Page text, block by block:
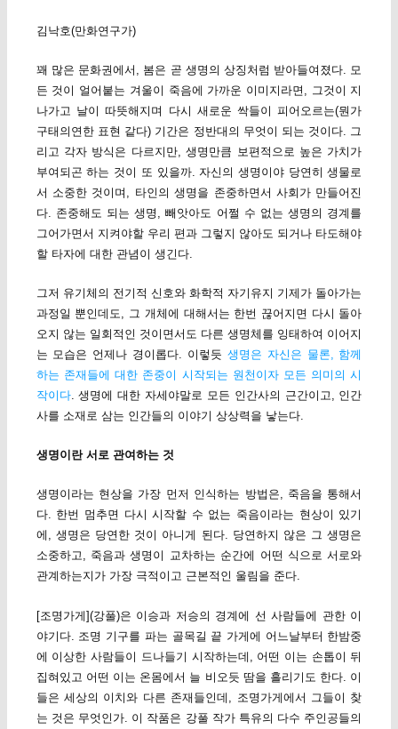
김낙호(만화연구가)
꽤 많은 문화권에서, 봄은 곧 생명의 상징처럼 받아들여졌다. 모
든 것이 얼어붙는 겨울이 죽음에 가까운 이미지라면, 그것이 지
나가고 날이 따뜻해지며 다시 새로운 싹들이 피어오르는(뭔가
구태의연한 표현 같다) 기간은 정반대의 무엇이 되는 것이다. 그
리고 각자 방식은 다르지만, 생명만큼 보편적으로 높은 가치가
부여되곤 하는 것이 또 있을까. 자신의 생명이야 당연히 생물로
서 소중한 것이며, 타인의 생명을 존중하면서 사회가 만들어진
다. 존중해도 되는 생명, 빼앗아도 어쩔 수 없는 생명의 경계를
그어가면서 지켜야할 우리 편과 그렇지 않아도 되거나 타도해야
할 타자에 대한 관념이 생긴다.
그저 유기체의 전기적 신호와 화학적 자기유지 기제가 돌아가는
과정일 뿐인데도, 그 개체에 대해서는 한번 끊어지면 다시 돌아
오지 않는 일회적인 것이면서도 다른 생명체를 잉태하여 이어지
는 모습은 언제나 경이롭다. 이렇듯 생명은 자신은 물론, 함께
하는 존재들에 대한 존중이 시작되는 원천이자 모든 의미의 시
작이다. 생명에 대한 자세야말로 모든 인간사의 근간이고, 인간
사를 소재로 삼는 인간들의 이야기 상상력을 낳는다.
생명이란 서로 관여하는 것
생명이라는 현상을 가장 먼저 인식하는 방법은, 죽음을 통해서
다. 한번 멈추면 다시 시작할 수 없는 죽음이라는 현상이 있기
에, 생명은 당연한 것이 아니게 된다. 당연하지 않은 그 생명은
소중하고, 죽음과 생명이 교차하는 순간에 어떤 식으로 서로와
관계하는지가 가장 극적이고 근본적인 울림을 준다.
[조명가게](강풀)은 이승과 저승의 경계에 선 사람들에 관한 이
야기다. 조명 기구를 파는 골목길 끝 가게에 어느날부터 한밤중
에 이상한 사람들이 드나들기 시작하는데, 어떤 이는 손톱이 뒤
집혀있고 어떤 이는 온몸에서 늘 비오듯 땀을 흘리기도 한다. 이
들은 세상의 이치와 다른 존재들인데, 조명가게에서 그들이 찾
는 것은 무엇인가. 이 작품은 강풀 작가 특유의 다수 주인공들의